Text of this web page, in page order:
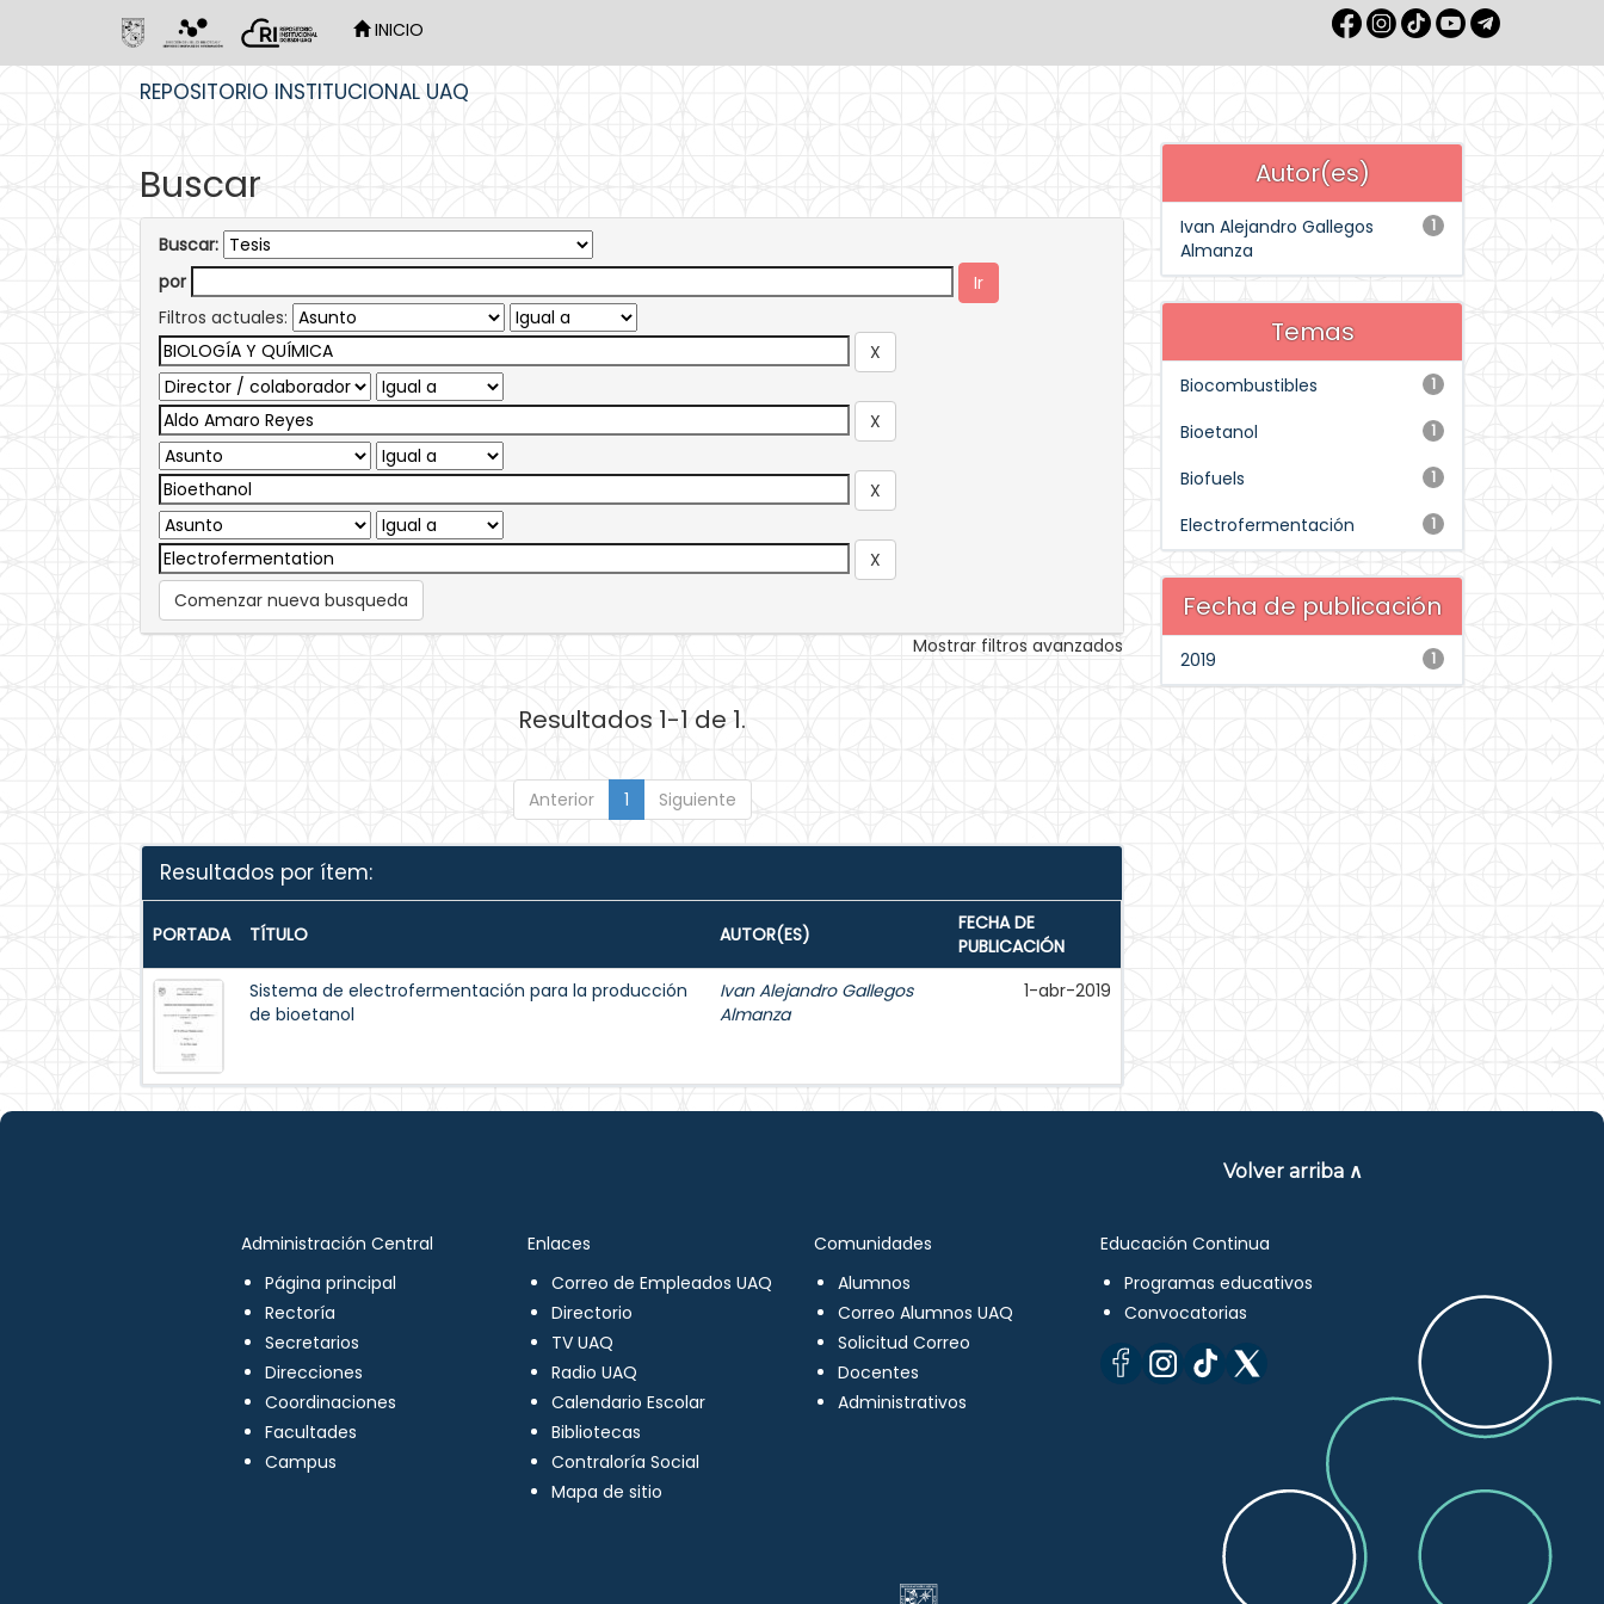
INICIO
REPOSITORIO INSTITUCIONAL UAQ
Buscar
Buscar:
por
Filtros actuales:
Comenzar nueva busqueda
Mostrar filtros avanzados
Resultados 1-1 de 1.
Anterior 1 Siguiente
Resultados por ítem:
PORTADA TÍTULO AUTOR(ES)
FECHA DE
PUBLICACIÓN
Sistema de electrofermentación para la producción
de bioetanol
Ivan Alejandro Gallegos
Almanza
1-abr-2019
Autor(es)
1
Ivan Alejandro Gallegos
Almanza
Temas
1
Biocombustibles
1
Bioetanol
1
Biofuels
1
Electrofermentación
Fecha de publicación
1
2019
Volver arriba ∧
Administración Central
Página principal
Rectoría
Secretarios
Direcciones
Coordinaciones
Facultades
Campus
Enlaces
Correo de Empleados UAQ
Directorio
TV UAQ
Radio UAQ
Calendario Escolar
Bibliotecas
Contraloría Social
Mapa de sitio
Comunidades
Alumnos
Correo Alumnos UAQ
Solicitud Correo
Docentes
Administrativos
Educación Continua
Programas educativos
Convocatorias